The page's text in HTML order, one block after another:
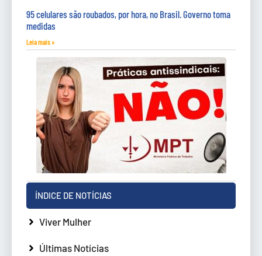
95 celulares são roubados, por hora, no Brasil. Governo toma
medidas
Leia mais »
ÍNDICE DE NOTÍCIAS
Viver Mulher
Últimas Notícias